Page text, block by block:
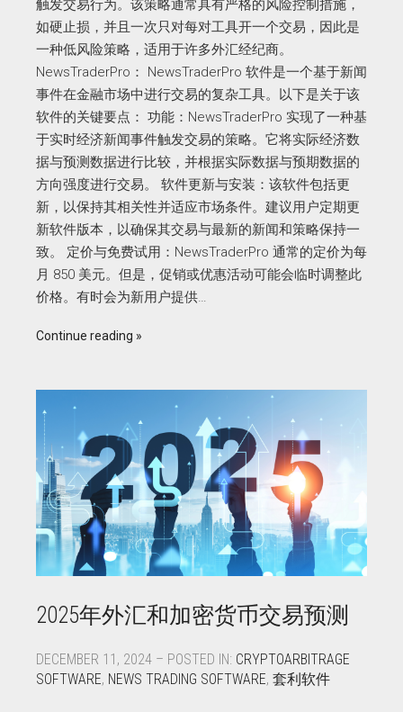
触发交易行为。该策略通常具有严格的风险控制措施，
如硬止损，并且一次只对每对工具开一个交易，因此是
一种低风险策略，适用于许多外汇经纪商。
NewsTraderPro： NewsTraderPro 软件是一个基于新闻
事件在金融市场中进行交易的复杂工具。以下是关于该
软件的关键要点： 功能：NewsTraderPro 实现了一种基
于实时经济新闻事件触发交易的策略。它将实际经济数
据与预测数据进行比较，并根据实际数据与预期数据的
方向强度进行交易。 软件更新与安装：该软件包括更
新，以保持其相关性并适应市场条件。建议用户定期更
新软件版本，以确保其交易与最新的新闻和策略保持一
致。 定价与免费试用：NewsTraderPro 通常的定价为每
月 850 美元。但是，促销或优惠活动可能会临时调整此
价格。有时会为新用户提供…
Continue reading
2025年外汇和加密货币交易预测
DECEMBER 11, 2024 – POSTED IN: CRYPTOARBITRAGE
SOFTWARE, NEWS TRADING SOFTWARE, 套利软件